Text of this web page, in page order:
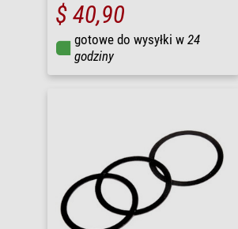
$ 40,90
gotowe do wysyłki w 24
godziny